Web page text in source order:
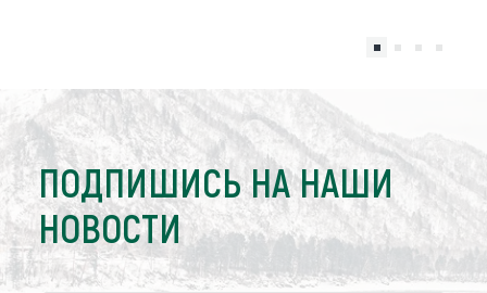
ПОДПИШИСЬ НА НАШИ
НОВОСТИ